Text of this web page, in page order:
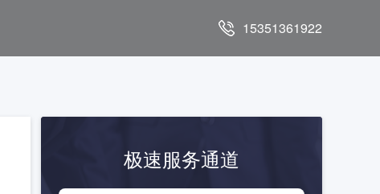
15351361922
极速服务通道